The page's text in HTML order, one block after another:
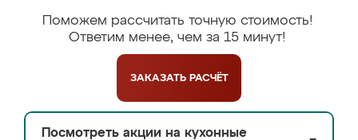
Поможем рассчитать точную стоимость!
Ответим менее, чем за 15 минут!
ЗАКАЗАТЬ РАСЧЁТ
Посмотреть акции на кухонные